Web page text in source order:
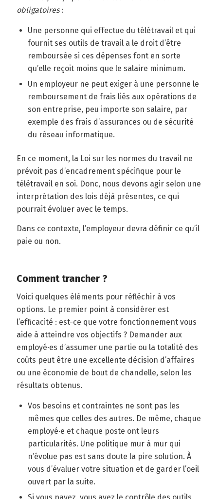
obligatoires:
Une personne qui effectue du télétravail et qui
fournit ses outils de travail a le droit d’être
remboursée si ces dépenses font en sorte
qu’elle reçoit moins que le salaire minimum.
Un employeur ne peut exiger à une personne le
remboursement de frais liés aux opérations de
son entreprise, peu importe son salaire, par
exemple des frais d’assurances ou de sécurité
du réseau informatique.
En ce moment, la Loi sur les normes du travail ne
prévoit pas d’encadrement spécifique pour le
télétravail en soi. Donc, nous devons agir selon une
interprétation des lois déjà présentes, ce qui
pourrait évoluer avec le temps.
Dans ce contexte, l’employeur devra définir ce qu’il
paie ou non.
Comment trancher ?
Voici quelques éléments pour réfléchir à vos
options. Le premier point à considérer est
l’efficacité : est-ce que votre fonctionnement vous
aide à atteindre vos objectifs ? Demander aux
employé·es d’assumer une partie ou la totalité des
coûts peut être une excellente décision d’affaires
ou une économie de bout de chandelle, selon les
résultats obtenus.
Vos besoins et contraintes ne sont pas les
mêmes que celles des autres. De même, chaque
employé·e et chaque poste ont leurs
particularités. Une politique mur à mur qui
n’évolue pas est sans doute la pire solution. À
vous d’évaluer votre situation et de garder l’oeil
ouvert par la suite.